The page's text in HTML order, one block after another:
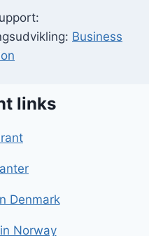
Business
links
Denmark
Norway